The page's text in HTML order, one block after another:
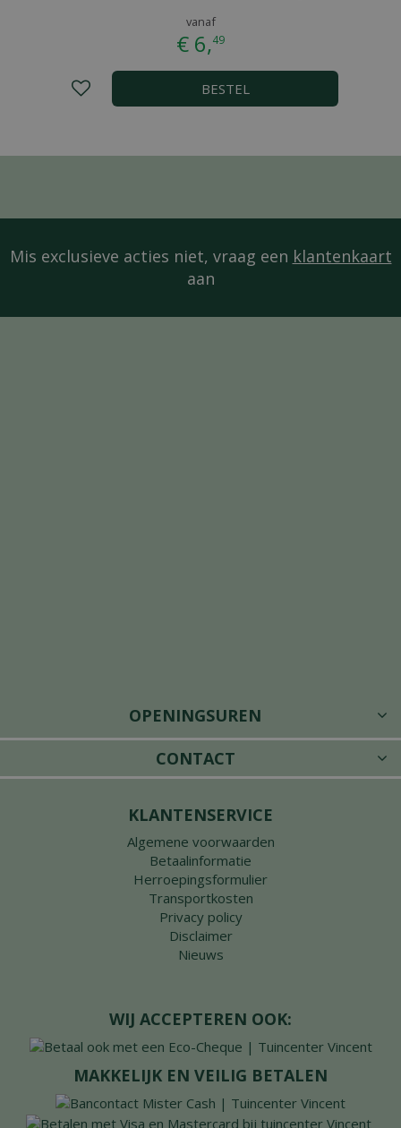
vanaf
€ 6,49
BESTEL
Mis exclusieve acties niet, vraag een klantenkaart
aan
OPENINGSUREN
CONTACT
KLANTENSERVICE
Algemene voorwaarden
Betaalinformatie
Herroepingsformulier
Transportkosten
Privacy policy
Disclaimer
Nieuws
WIJ ACCEPTEREN OOK:
MAKKELIJK EN VEILIG BETALEN